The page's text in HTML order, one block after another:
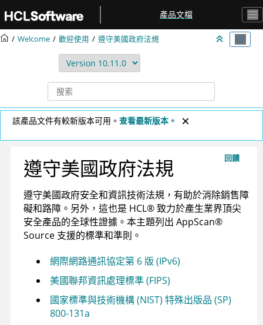
產品文檔
Welcome 歡迎使用 遵守美國政府法規
該產品文件有較新版本可用。 查看最新版本。
回饋
遵守美國政府法規
遵守美國政府安全和資訊技術法規，有助於消除銷售障
礙和路障。另外，這也是 HCL®致力於產生業界頂尖
安全產品的全球性證據。本主題列出 AppScan®
Source 支援的標準和準則。
網際網路通訊協定第 6 版 (IPv6)
美國聯邦資訊處理標準 (FIPS)
國家標準與技術機構 (NIST) 特殊出版品 (SP)
800-131a